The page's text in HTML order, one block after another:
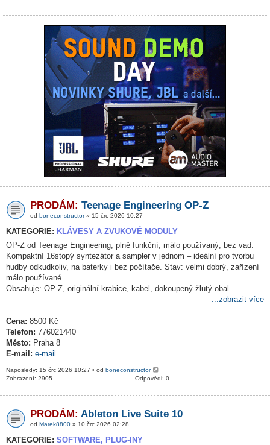
PRODÁM: Teenage Engineering OP-Z
od boneconstructor» 15 črc 2026 10:27
KATEGORIE: KLÁVESY A ZVUKOVÉ MODULY
OP-Z od Teenage Engineering, plně funkční, málo používaný, bez vad.
Kompaktní 16stopý syntezátor a sampler v jednom – ideální pro tvorbu
hudby odkudkoliv, na baterky i bez počítače. Stav: velmi dobrý, zařízení
málo používané
Obsahuje: OP-Z, originální krabice, kabel, dokoupený žlutý obal.
...zobrazit více
Cena: 8500 Kč
Telefon: 776021440
Město: Praha 8
E-mail: e-mail
Naposledy: 15 črc 2026 10:27 • od boneconstructor
Odpovědi: 0
Zobrazení: 2905
PRODÁM: Ableton Live Suite 10
od Marek8800 » 10 črc 2026 02:28
KATEGORIE: SOFTWARE, PLUG-INY